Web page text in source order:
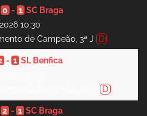
0 - 1 SC Braga
10:30
de Campeão, 3ª J
D
- 1 SL Benfica
D
2- 1 SC Braga